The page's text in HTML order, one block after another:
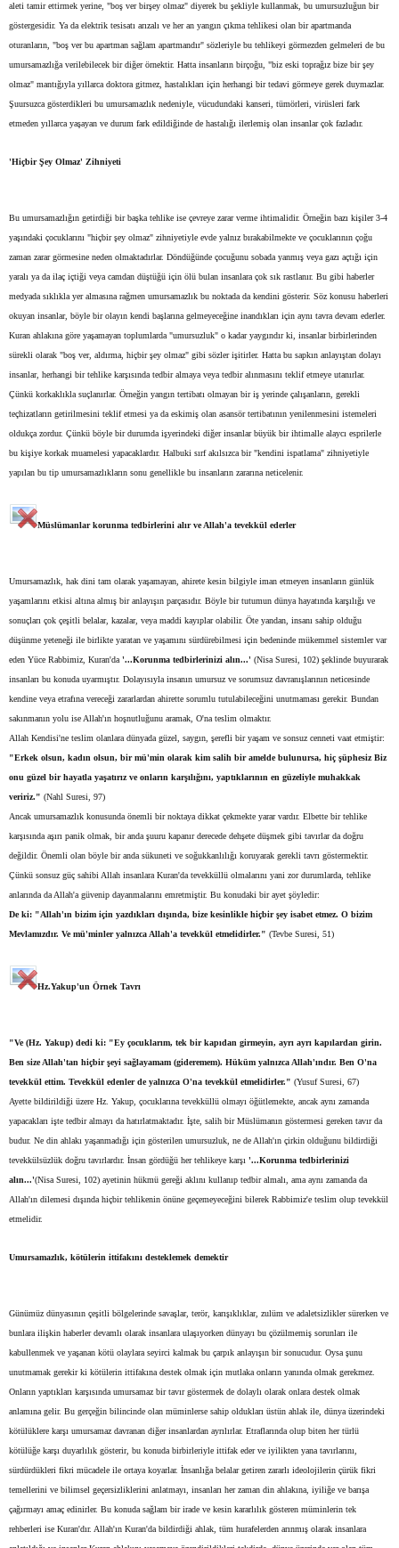
aleti tamir ettirmek yerine, "boş ver birşey olmaz" diyerek bu şekliyle kullanmak, bu umursuzluğun bir
göstergesidir. Ya da elektrik tesisatı arızalı ve her an yangın çıkma tehlikesi olan bir apartmanda
oturanların, "boş ver bu apartman sağlam apartmandır" sözleriyle bu tehlikeyi görmezden gelmeleri de bu
umursamazlığa verilebilecek bir diğer örnektir. Hatta insanların birçoğu, "biz eski toprağız bize bir şey
olmaz" mantığıyla yıllarca doktora gitmez, hastalıkları için herhangi bir tedavi görmeye gerek duymazlar.
Şuursuzca gösterdikleri bu umursamazlık nedeniyle, vücudundaki kanseri, tümörleri, virüsleri fark
etmeden yıllarca yaşayan ve durum fark edildiğinde de hastalığı ilerlemiş olan insanlar çok fazladır.
'Hiçbir Şey Olmaz' Zihniyeti
Bu umursamazlığın getirdiği bir başka tehlike ise çevreye zarar verme ihtimalidir. Örneğin bazı kişiler 3-4
yaşındaki çocuklarını "hiçbir şey olmaz" zihniyetiyle evde yalnız bırakabilmekte ve çocuklarının çoğu
zaman zarar görmesine neden olmaktadırlar. Döndüğünde çocuğunu sobada yanmış veya gazı açtığı için
yaralı ya da ilaç içtiği veya camdan düştüğü için ölü bulan insanlara çok sık rastlanır. Bu gibi haberler
medyada sıklıkla yer almasına rağmen umursamazlık bu noktada da kendini gösterir. Söz konusu haberleri
okuyan insanlar, böyle bir olayın kendi başlarına gelmeyeceğine inandıkları için aynı tavra devam ederler.
Kuran ahlakına göre yaşamayan toplumlarda "umursuzluk" o kadar yaygındır ki, insanlar birbirlerinden
sürekli olarak "boş ver, aldırma, hiçbir şey olmaz" gibi sözler işitirler. Hatta bu sapkın anlayıştan dolayı
insanlar, herhangi bir tehlike karşısında tedbir almaya veya tedbir alınmasını teklif etmeye utanırlar.
Çünkü korkaklıkla suçlanırlar. Örneğin yangın tertibatı olmayan bir iş yerinde çalışanların, gerekli
teçhizatların getirilmesini teklif etmesi ya da eskimiş olan asansör tertibatının yenilenmesini istemeleri
oldukça zordur. Çünkü böyle bir durumda işyerindeki diğer insanlar büyük bir ihtimalle alaycı esprilerle
bu kişiye korkak muamelesi yapacaklardır. Halbuki sırf akılsızca bir "kendini ispatlama" zihniyetiyle
yapılan bu tip umursamazlıkların sonu genellikle bu insanların zararına neticelenir.
Müslümanlar korunma tedbirlerini alır ve Allah'a tevekkül ederler
Umursamazlık, hak dini tam olarak yaşamayan, ahirete kesin bilgiyle iman etmeyen insanların günlük
yaşamlarını etkisi altına almış bir anlayışın parçasıdır. Böyle bir tutumun dünya hayatında karşılığı ve
sonuçları çok çeşitli belalar, kazalar, veya maddi kayıplar olabilir. Öte yandan, insanı sahip olduğu
düşünme yeteneği ile birlikte yaratan ve yaşamını sürdürebilmesi için bedeninde mükemmel sistemler var
eden Yüce Rabbimiz, Kuran'da '...Korunma tedbirlerinizi alın...' (Nisa Suresi, 102) şeklinde buyurarak
insanları bu konuda uyarmıştır. Dolayısıyla insanın umursuz ve sorumsuz davranışlarının neticesinde
kendine veya etrafına vereceği zararlardan ahirette sorumlu tutulabileceğini unutmaması gerekir. Bundan
sakınmanın yolu ise Allah'ın hoşnutluğunu aramak, O'na teslim olmaktır.
Allah Kendisi'ne teslim olanlara dünyada güzel, saygın, şerefli bir yaşam ve sonsuz cenneti vaat etmiştir:
"Erkek olsun, kadın olsun, bir mü'min olarak kim salih bir amelde bulunursa, hiç şüphesiz Biz
onu güzel bir hayatla yaşatırız ve onların karşılığını, yaptıklarının en güzeliyle muhakkak
veririz." (Nahl Suresi, 97)
Ancak umursamazlık konusunda önemli bir noktaya dikkat çekmekte yarar vardır. Elbette bir tehlike
karşısında aşırı panik olmak, bir anda şuuru kapanır derecede dehşete düşmek gibi tavırlar da doğru
değildir. Önemli olan böyle bir anda sükuneti ve soğukkanlılığı koruyarak gerekli tavrı göstermektir.
Çünkü sonsuz güç sahibi Allah insanlara Kuran'da tevekküllü olmalarını yani zor durumlarda, tehlike
anlarında da Allah'a güvenip dayanmalarını emretmiştir. Bu konudaki bir ayet şöyledir:
De ki: "Allah'ın bizim için yazdıkları dışında, bize kesinlikle hiçbir şey isabet etmez. O bizim
Mevlamızdır. Ve mü'minler yalnızca Allah'a tevekkül etmelidirler." (Tevbe Suresi, 51)
Hz.Yakup'un Örnek Tavrı
"Ve (Hz. Yakup) dedi ki: "Ey çocuklarım, tek bir kapıdan girmeyin, ayrı ayrı kapılardan girin.
Ben size Allah'tan hiçbir şeyi sağlayamam (gideremem). Hüküm yalnızca Allah'ındır. Ben O'na
tevekkül ettim. Tevekkül edenler de yalnızca O'na tevekkül etmelidirler." (Yusuf Suresi, 67)
Ayette bildirildiği üzere Hz. Yakup, çocuklarına tevekküllü olmayı öğütlemekte, ancak aynı zamanda
yapacakları işte tedbir almayı da hatırlatmaktadır. İşte, salih bir Müslümanın göstermesi gereken tavır da
budur. Ne din ahlakı yaşanmadığı için gösterilen umursuzluk, ne de Allah'ın çirkin olduğunu bildirdiği
tevekkülsüzlük doğru tavırlardır. İnsan gördüğü her tehlikeye karşı '...Korunma tedbirlerinizi
alın...'(Nisa Suresi, 102) ayetinin hükmü gereği aklını kullanıp tedbir almalı, ama aynı zamanda da
Allah'ın dilemesi dışında hiçbir tehlikenin önüne geçemeyeceğini bilerek Rabbimiz'e teslim olup tevekkül
etmelidir.
Umursamazlık, kötülerin ittifakını desteklemek demektir
Günümüz dünyasının çeşitli bölgelerinde savaşlar, terör, karışıklıklar, zulüm ve adaletsizlikler sürerken ve
bunlara ilişkin haberler devamlı olarak insanlara ulaşıyorken dünyayı bu çözülmemiş sorunları ile
kabullenmek ve yaşanan kötü olaylara seyirci kalmak bu çarpık anlayışın bir sonucudur. Oysa şunu
unutmamak gerekir ki kötülerin ittifakına destek olmak için mutlaka onların yanında olmak gerekmez.
Onların yaptıkları karşısında umursamaz bir tavır göstermek de dolaylı olarak onlara destek olmak
anlamına gelir. Bu gerçeğin bilincinde olan müminlerse sahip oldukları üstün ahlak ile, dünya üzerindeki
kötülüklere karşı umursamaz davranan diğer insanlardan ayrılırlar. Etraflarında olup biten her türlü
kötülüğe karşı duyarlılık gösterir, bu konuda birbirleriyle ittifak eder ve iyilikten yana tavırlarını,
sürdürdükleri fikri mücadele ile ortaya koyarlar. İnsanlığa belalar getiren zararlı ideolojilerin çürük fikri
temellerini ve bilimsel geçersizliklerini anlatmayı, insanları her zaman din ahlakına, iyiliğe ve barışa
çağırmayı amaç edinirler. Bu konuda sağlam bir irade ve kesin kararlılık gösteren müminlerin tek
rehberleri ise Kuran'dır. Allah'ın Kuran'da bildirdiği ahlak, tüm hurafelerden arınmış olarak insanlara